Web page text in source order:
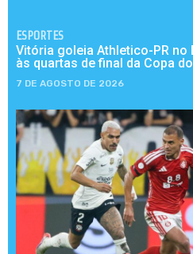
ESPORTES
Vitória goleia Athletico-PR no
às quartas de final da Copa
7 DE AGOSTO DE 2026